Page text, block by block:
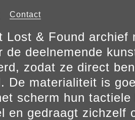
Contact
Lost & Found archief
de deelnemende
zodat ze direct
De materialiteit is
scherm hun
en gedraagt